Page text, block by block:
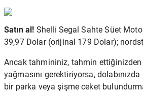
Satın al! Shelli Segal Sahte Süet Moto
39,97 Dolar (orijinal 179 Dolar);
Ancak tahmininiz, tahmin
yağmasını gerektiriyorsa,
bir parka veya şişme ceket